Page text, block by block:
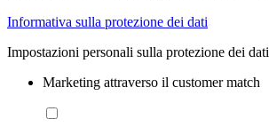
Informativa sulla protezione dei dati
Impostazioni personali sulla protezione dei dati
Marketing attraverso il customer match